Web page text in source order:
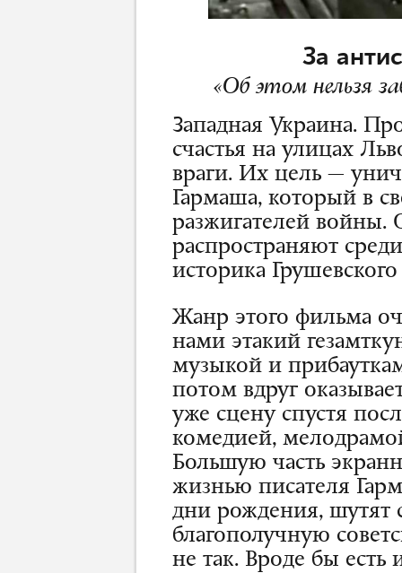
За
«Об этом нельзя
Западная Украина.
счастья на улицах
враги. Их цель —
Гармаша, который в
разжигателей
распространяют
историка
Жанр этого фильма
нами этакий
музыкой и
потом вдруг
уже сцену спустя
комедией,
Большую часть
жизнью писателя
дни рождения, шутят
благополучную
не так. Вроде бы